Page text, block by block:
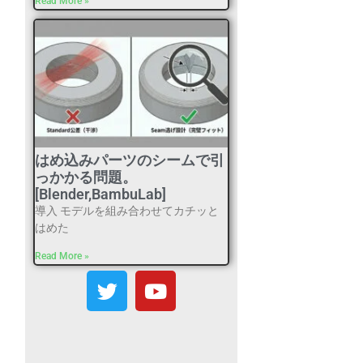
はめ込みパーツのシームで引
っかかる問題。
[Blender,BambuLab]
導入 モデルを組み合わせてカチッと
はめた
Read More »